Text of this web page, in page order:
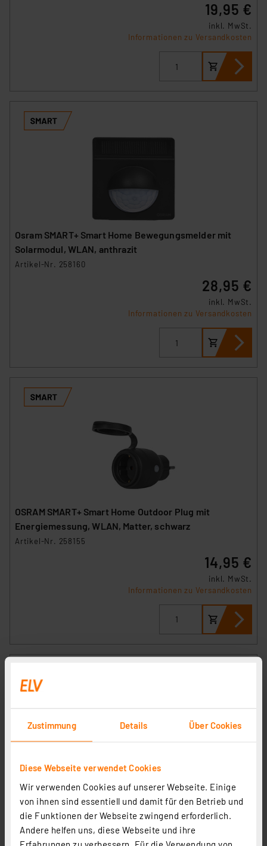
Zustimmung Details Über Cookies
Diese Webseite verwendet Cookies
Wir verwenden Cookies auf unserer Webseite. Einige
von ihnen sind essentiell und damit für den Betrieb und
die Funktionen der Webseite zwingend erforderlich.
Andere helfen uns, diese Webseite und ihre
Erfahrungen zu verbessern. Für die Verwendung von
19,95 €
inkl. MwSt.
Informationen zu Versandkosten
Osram SMART+ Smart Home Bewegungsmelder mit
Solarmodul, WLAN, anthrazit
Artikel-Nr. 258160
28,95 €
inkl. MwSt.
Informationen zu Versandkosten
OSRAM SMART+ Smart Home Outdoor Plug mit
Energiemessung, WLAN, Matter, schwarz
Artikel-Nr. 258155
14,95 €
inkl. MwSt.
Informationen zu Versandkosten
OSRAM SMART+ Smart Home WLAN-Schaltmodul, 1-
Kanal, Unterputz, Weiß
Artikel-Nr. 254736
18,00 €